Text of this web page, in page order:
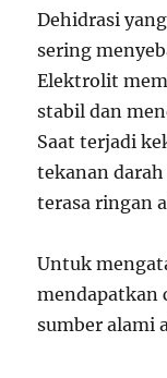
Dehidrasi
sering
Elektrolit
stabil dan
Saat terjadi
tekanan
terasa ringan
Untuk
mendapatkan
sumber alami